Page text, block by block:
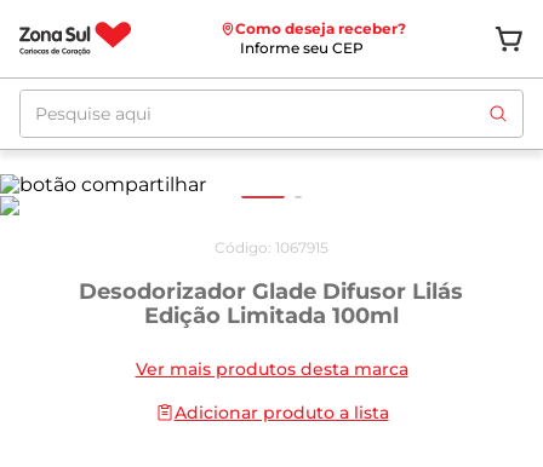
Como deseja receber?
Informe seu CEP
Pesquise aqui
Código: 1067915
Desodorizador Glade Difusor Lilás
Edição Limitada 100ml
Ver mais produtos desta marca
Adicionar produto a lista